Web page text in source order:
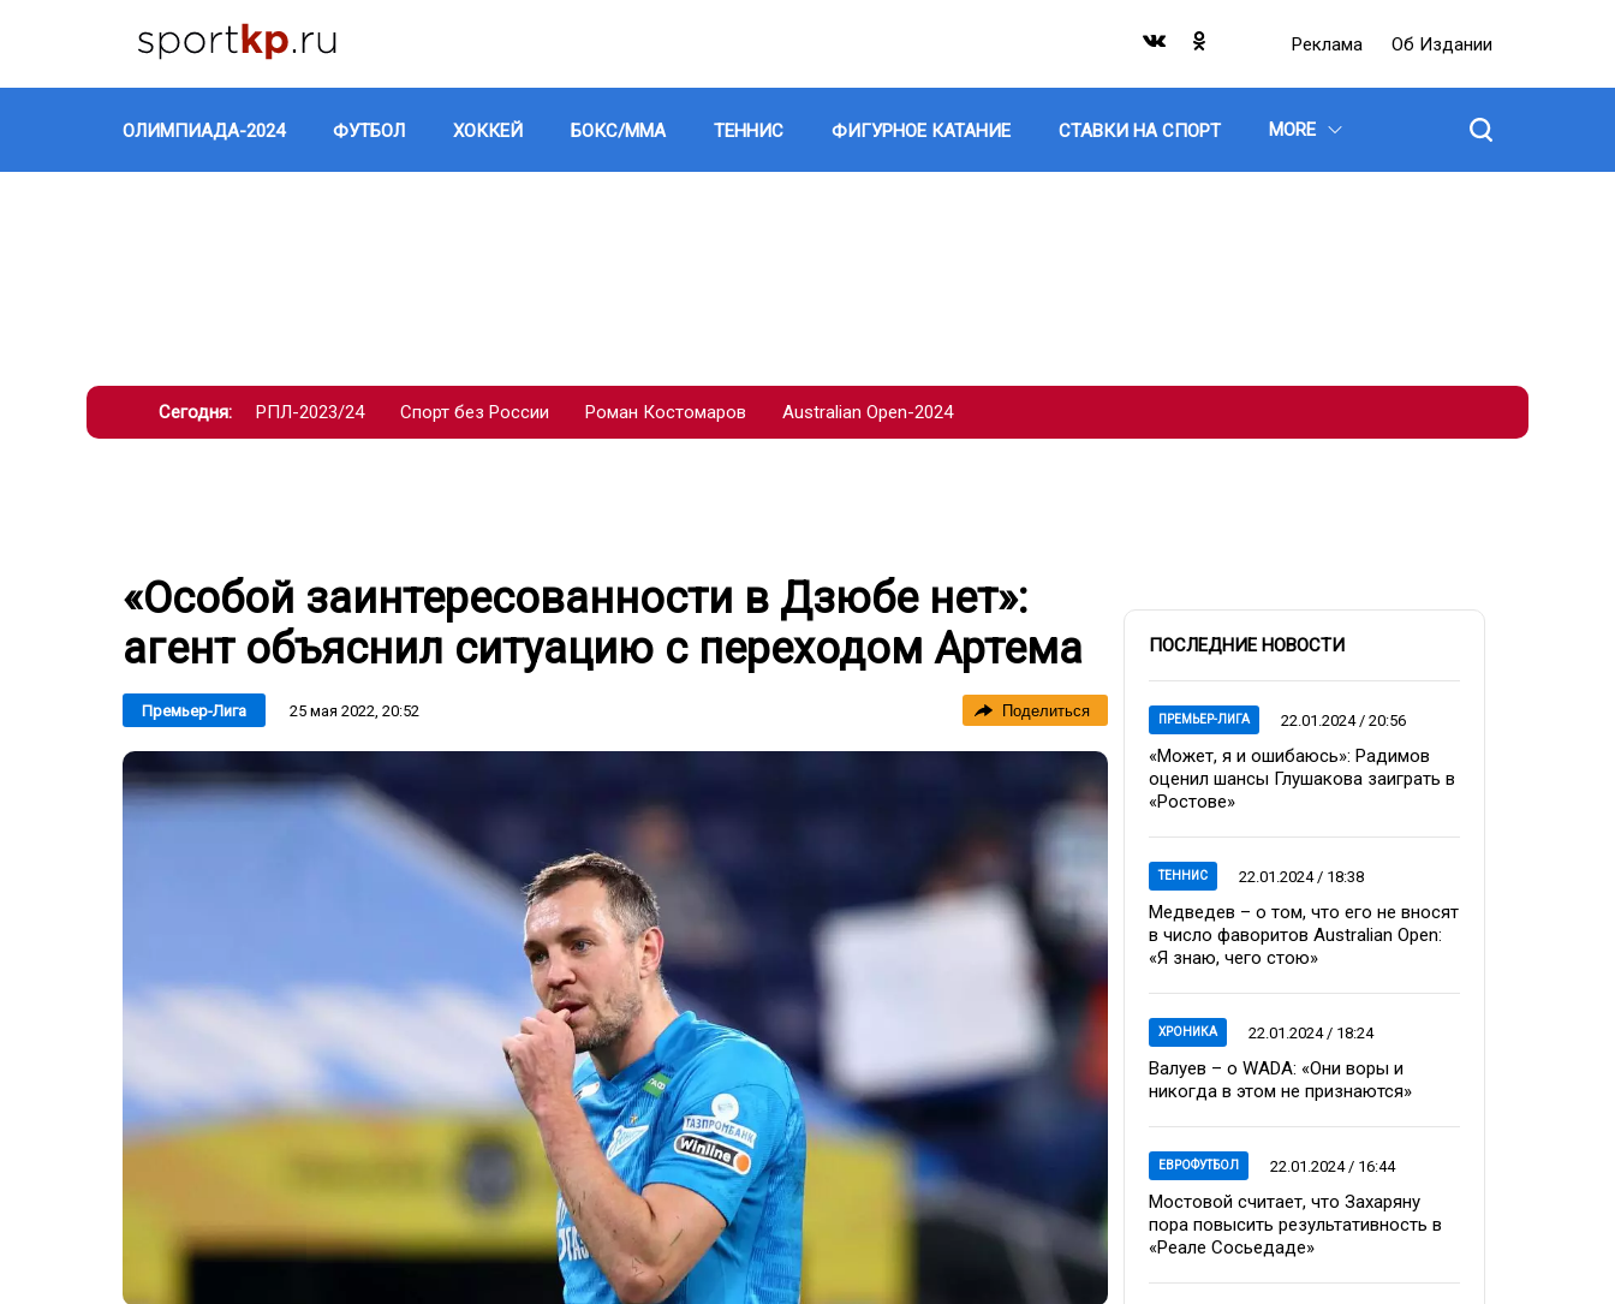
Реклама Об Издании
ОЛИМПИАДА-2024 ФУТБОЛ ХОККЕЙ БОКС/ММА ТЕННИС ФИГУРНОЕ КАТАНИЕ СТАВКИ НА СПОРТ MORE
Сегодня: РПЛ-2023/24 Спорт без России Роман Костомаров Australian Open-2024
«Особой заинтересованности в Дзюбе нет»:
агент объяснил ситуацию с переходом Артема
Премьер-Лига 25 мая 2022, 20:52 Поделиться
ПОСЛЕДНИЕ НОВОСТИ
ПРЕМЬЕР-ЛИГА 22.01.2024 / 20:56
«Может, я и ошибаюсь»: Радимов
оценил шансы Глушакова заиграть в
«Ростове»
ТЕННИС 22.01.2024 / 18:38
Медведев – о том, что его не вносят
в число фаворитов Australian Open:
«Я знаю, чего стою»
ХРОНИКА 22.01.2024 / 18:24
Валуев – о WADA: «Они воры и
никогда в этом не признаются»
ЕВРОФУТБОЛ 22.01.2024 / 16:44
Мостовой считает, что Захаряну
пора повысить результативность в
«Реале Сосьедаде»